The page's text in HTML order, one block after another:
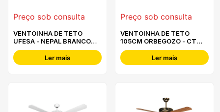
Preço sob consulta
VENTOINHA DE TETO
UFESA - NEPAL BRANCO
HAYA - 84105845
Ler mais
Preço sob consulta
VENTOINHA DE TETO
105CM ORBEGOZO - CT
55106
Ler mais